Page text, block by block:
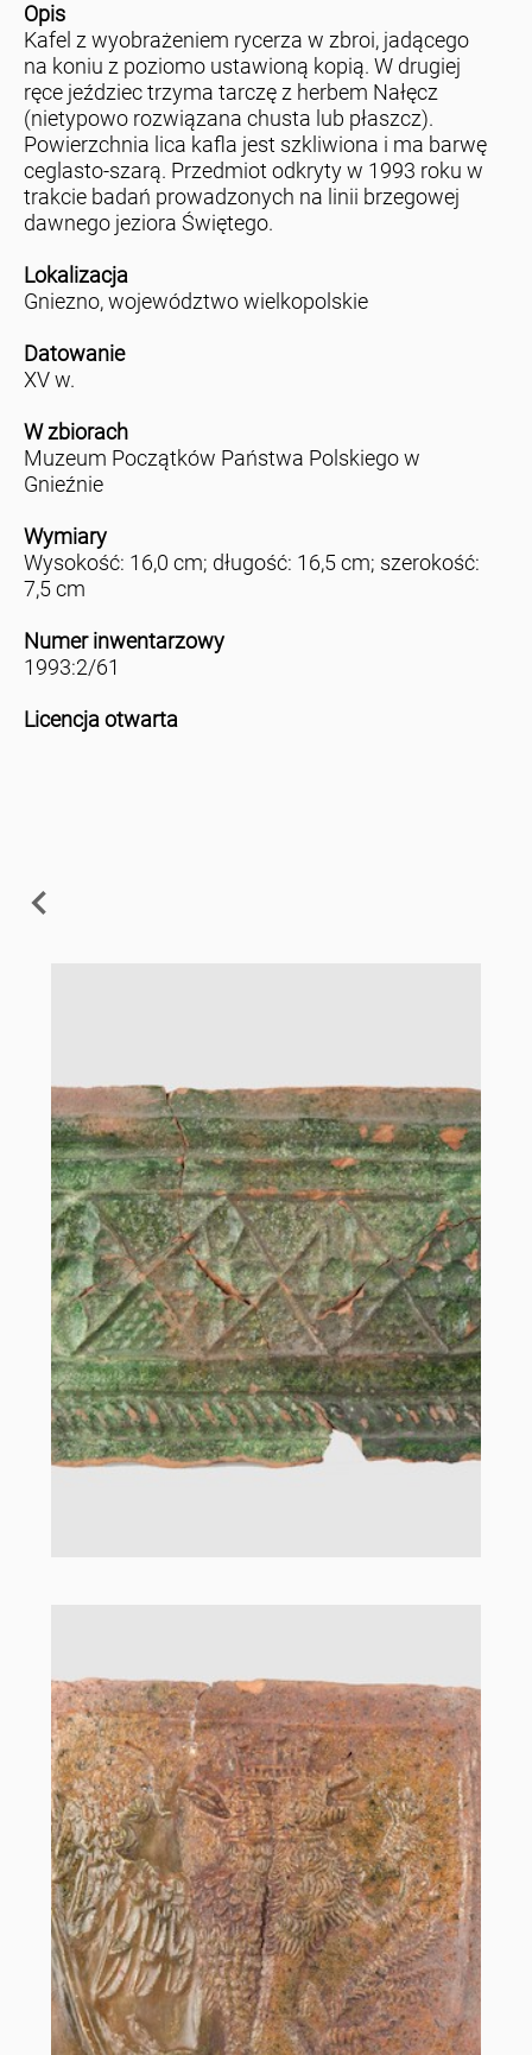
Opis
Kafel z wyobrażeniem rycerza w zbroi, jadącego
na koniu z poziomo ustawioną kopią. W drugiej
ręce jeździec trzyma tarczę z herbem Nałęcz
(nietypowo rozwiązana chusta lub płaszcz).
Powierzchnia lica kafla jest szkliwiona i ma barwę
ceglasto-szarą. Przedmiot odkryty w 1993 roku w
trakcie badań prowadzonych na linii brzegowej
dawnego jeziora Świętego.
Lokalizacja
Gniezno, województwo wielkopolskie
Datowanie
XV w.
W zbiorach
Muzeum Początków Państwa Polskiego w
Gnieźnie
Wymiary
Wysokość: 16,0 cm; długość: 16,5 cm; szerokość:
7,5 cm
Numer inwentarzowy
1993:2/61
Licencja otwarta